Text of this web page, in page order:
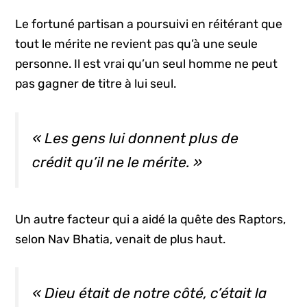
Le fortuné partisan a poursuivi en réitérant que
tout le mérite ne revient pas qu’à une seule
personne. Il est vrai qu’un seul homme ne peut
pas gagner de titre à lui seul.
« Les gens lui donnent plus de
crédit qu’il ne le mérite. »
Un autre facteur qui a aidé la quête des Raptors,
selon Nav Bhatia, venait de plus haut.
« Dieu était de notre côté, c’était la